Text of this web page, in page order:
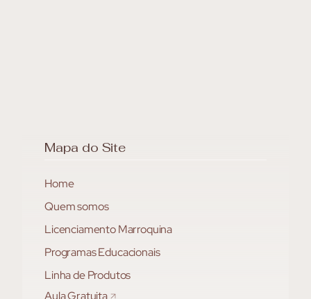
Mapa do Site
Home
Quem somos
Licenciamento Marroquina
Programas Educacionais
Linha de Produtos
Aula Gratuita